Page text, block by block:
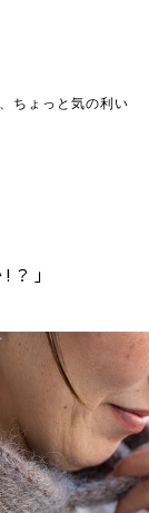
ちょっと気の利い
？」